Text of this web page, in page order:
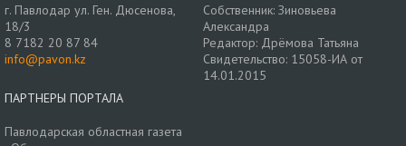
г. Павлодар ул. Ген. Дюсенова,
18/3
8 7182 20 87 84
info@pavon.kz
Собственник: Зиновьева
Александра
Редактор: Дрёмова Татьяна
Свидетельство: 15058-ИА от
14.01.2015
ПАРТНЕРЫ ПОРТАЛА
Павлодарская областная газета